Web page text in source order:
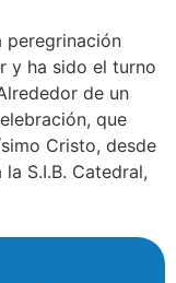
peregrinación
y ha sido el turno
de un
que
Cristo, desde
S.I.B. Catedral,